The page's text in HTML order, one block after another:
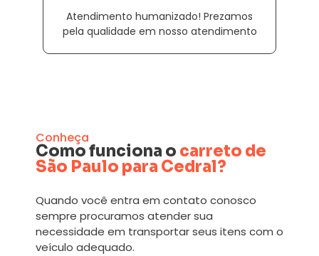
Atendimento humanizado! Prezamos
pela qualidade em nosso atendimento
Conheça
Como funciona o carreto de
São Paulo para Cedral?
Quando você entra em contato conosco
sempre procuramos atender sua
necessidade em transportar seus itens com o
veículo adequado.